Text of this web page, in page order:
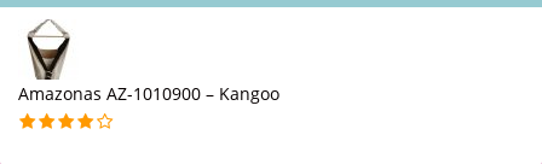
Amazonas AZ-1010900 – Kangoo